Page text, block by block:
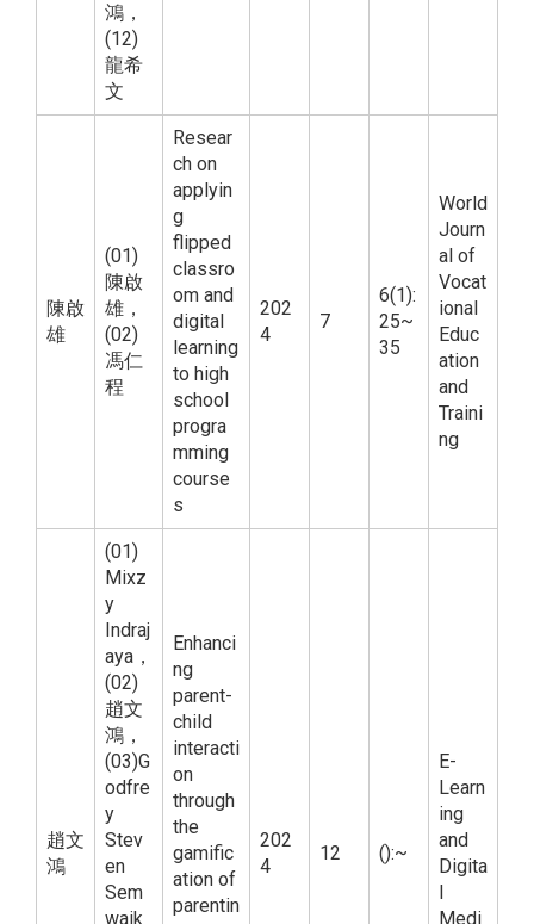
鴻，
(12)
龍希
文
陳啟
雄
(01)
陳啟
雄，
(02)
馮仁
程
Resear
ch on
applyin
g
flipped
classro
om and
digital
learning
to high
school
progra
mming
course
s
202
4
7
6(1):
25~
35
World
Journ
al of
Vocat
ional
Educ
ation
and
Traini
ng
趙文
鴻
(01)
Mixz
y
Indraj
aya，
(02)
趙文
鴻，
(03)G
odfre
y
Stev
en
Sem
waik
Enhanci
ng
parent-
child
interacti
on
through
the
gamific
ation of
parentin
202
4
12 ():~
E-
Learn
ing
and
Digita
l
Medi